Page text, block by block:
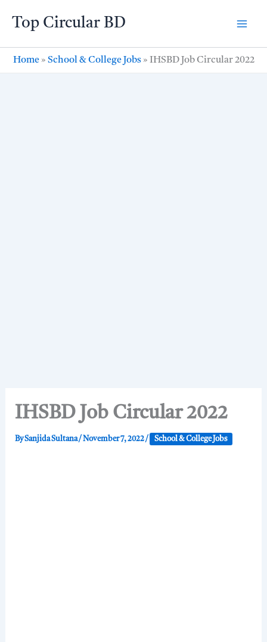
Top Circular BD
Home» School & College Jobs» IHSBD Job Circular 2022
IHSBD Job Circular 2022
BySanjida Sultana/November 7, 2022/ School & College Jobs